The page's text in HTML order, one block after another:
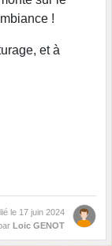
!
et à
le 17 juin 2024
Loic GENOT